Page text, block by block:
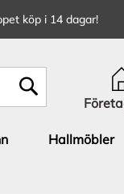
köp i 14 dagar!
Hallmöbler